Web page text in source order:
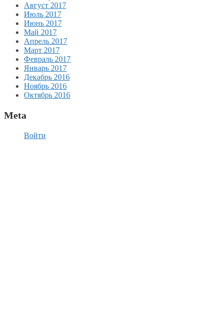
Август 2017
Июль 2017
Июнь 2017
Май 2017
Апрель 2017
Март 2017
Февраль 2017
Январь 2017
Декабрь 2016
Ноябрь 2016
Октябрь 2016
Meta
Войти